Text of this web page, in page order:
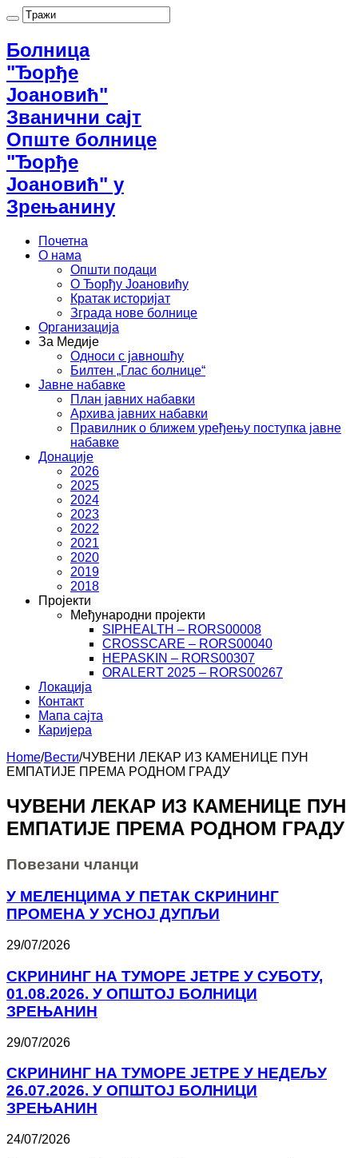
Болница
"Ђорђе
Јоановић"
Званични сајт
Опште болнице
"Ђорђе
Јоановић" у
Зрењанину
Почетна
О нама
Општи подаци
О Ђорђу Јоановићу
Кратак историјат
Зграда нове болнице
Организација
За Медије
Односи с јавношћу
Билтен „Глас болнице“
Јавне набавке
План јавних набавки
Архива јавних набавки
Правилник о ближем уређењу поступка јавне
набавке
Донације
2026
2025
2024
2023
2022
2021
2020
2019
2018
Пројекти
Међународни пројекти
SIPHEALTH – RORS00008
CROSSCARE – RORS00040
HEPASKIN – RORS00307
ORALERT 2025 – RORS00267
Локација
Контакт
Мапа сајта
Каријера
Home/Вести/ЧУВЕНИ ЛЕКАР ИЗ КАМЕНИЦЕ ПУН
ЕМПАТИЈЕ ПРЕМА РОДНОМ ГРАДУ
ЧУВЕНИ ЛЕКАР ИЗ КАМЕНИЦЕ ПУН
ЕМПАТИЈЕ ПРЕМА РОДНОМ ГРАДУ
Повезани чланци
У МЕЛЕНЦИМА У ПЕТАК СКРИНИНГ
ПРОМЕНА У УСНОЈ ДУПЉИ
29/07/2026
СКРИНИНГ НА ТУМОРЕ ЈЕТРЕ У СУБОТУ,
01.08.2026. У ОПШТОЈ БОЛНИЦИ
ЗРЕЊАНИН
29/07/2026
СКРИНИНГ НА ТУМОРЕ ЈЕТРЕ У НЕДЕЉУ
26.07.2026. У ОПШТОЈ БОЛНИЦИ
ЗРЕЊАНИН
24/07/2026